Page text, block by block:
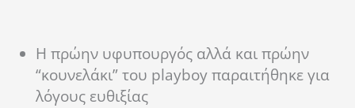
Η πρώην υφυπουργός αλλά και πρώην
“κουνελάκι” του playboy παραιτήθηκε για
λόγους ευθιξίας